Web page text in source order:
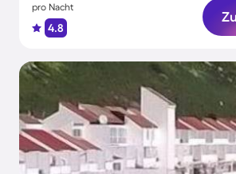
pro Nacht
4.8